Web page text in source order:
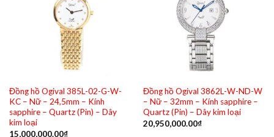
Đồng hồ Ogival 385L-02-G-W-
KC – Nữ – 24,5mm – Kính
sapphire – Quartz (Pin) – Dây
kim loại
15,000,000.00₫
Đồng hồ Ogival 3862L-W-ND-W
– Nữ – 32mm – Kính sapphire –
Quartz (Pin) – Dây kim loại
20,950,000.00₫